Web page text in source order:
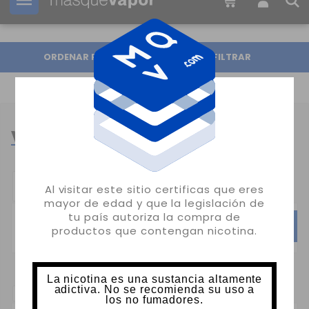
Al visitar este sitio certificas que eres
mayor de edad y que la legislación de
tu país autoriza la compra de
productos que contengan nicotina.
La nicotina es una sustancia altamente
adictiva. No se recomienda su uso a
los no fumadores.
Tu pedido puede ser enviado en 38m: 39s
ORDENAR POR FILTRAR
VAPERS POR MARCA
POPULARES:
VAPORESSO VOOPOO
SUBCATEGORIAS: